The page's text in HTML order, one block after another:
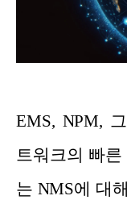
EMS, NPM,
트워크의 빠
는 NMS에 대